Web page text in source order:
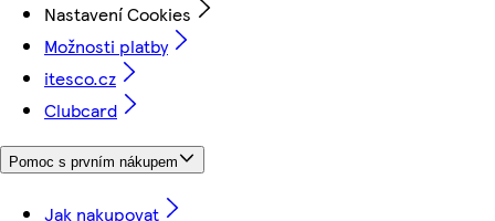
Nastavení Cookies
Možnosti platby
itesco.cz
Clubcard
Pomoc s prvním nákupem
Jak nakupovat